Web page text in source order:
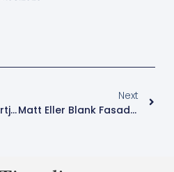
Dører Og Vinduer Fortjener Ekstra Omtanke
Next
Matt Eller Blank Fasade – Hva Passer Best For Huset Ditt?